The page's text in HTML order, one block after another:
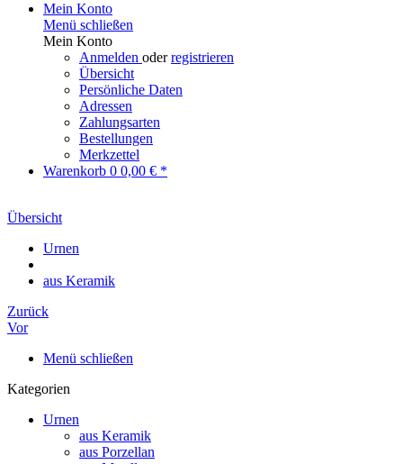
Mein Konto
Menü schließen
Mein Konto
Anmelden oderregistrieren
Übersicht
Persönliche Daten
Adressen
Zahlungsarten
Bestellungen
Merkzettel
Warenkorb 0 0,00 € *
Übersicht
Urnen
aus Keramik
Zurück
Vor
Menü schließen
Kategorien
Urnen
aus Keramik
aus Porzellan